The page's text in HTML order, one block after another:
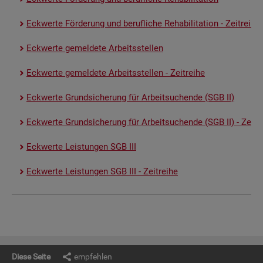
Eck­wer­te För­de­rung und be­ruf­li­che Re­ha­bi­li­ta­ti­on - Zeit­rei­he
Eck­wer­te ge­mel­de­te Ar­beits­stel­len
Eck­wer­te ge­mel­de­te Ar­beits­stel­len - Zeit­rei­he
Eck­wer­te Grund­si­che­rung für Ar­beit­su­chen­de (SGB II)
Eck­wer­te Grund­si­che­rung für Ar­beit­su­chen­de (SGB II) -
Eck­wer­te Leis­tun­gen SGB III
Eck­wer­te Leis­tun­gen SGB III - Zeit­rei­he
Diese Seite empfehlen